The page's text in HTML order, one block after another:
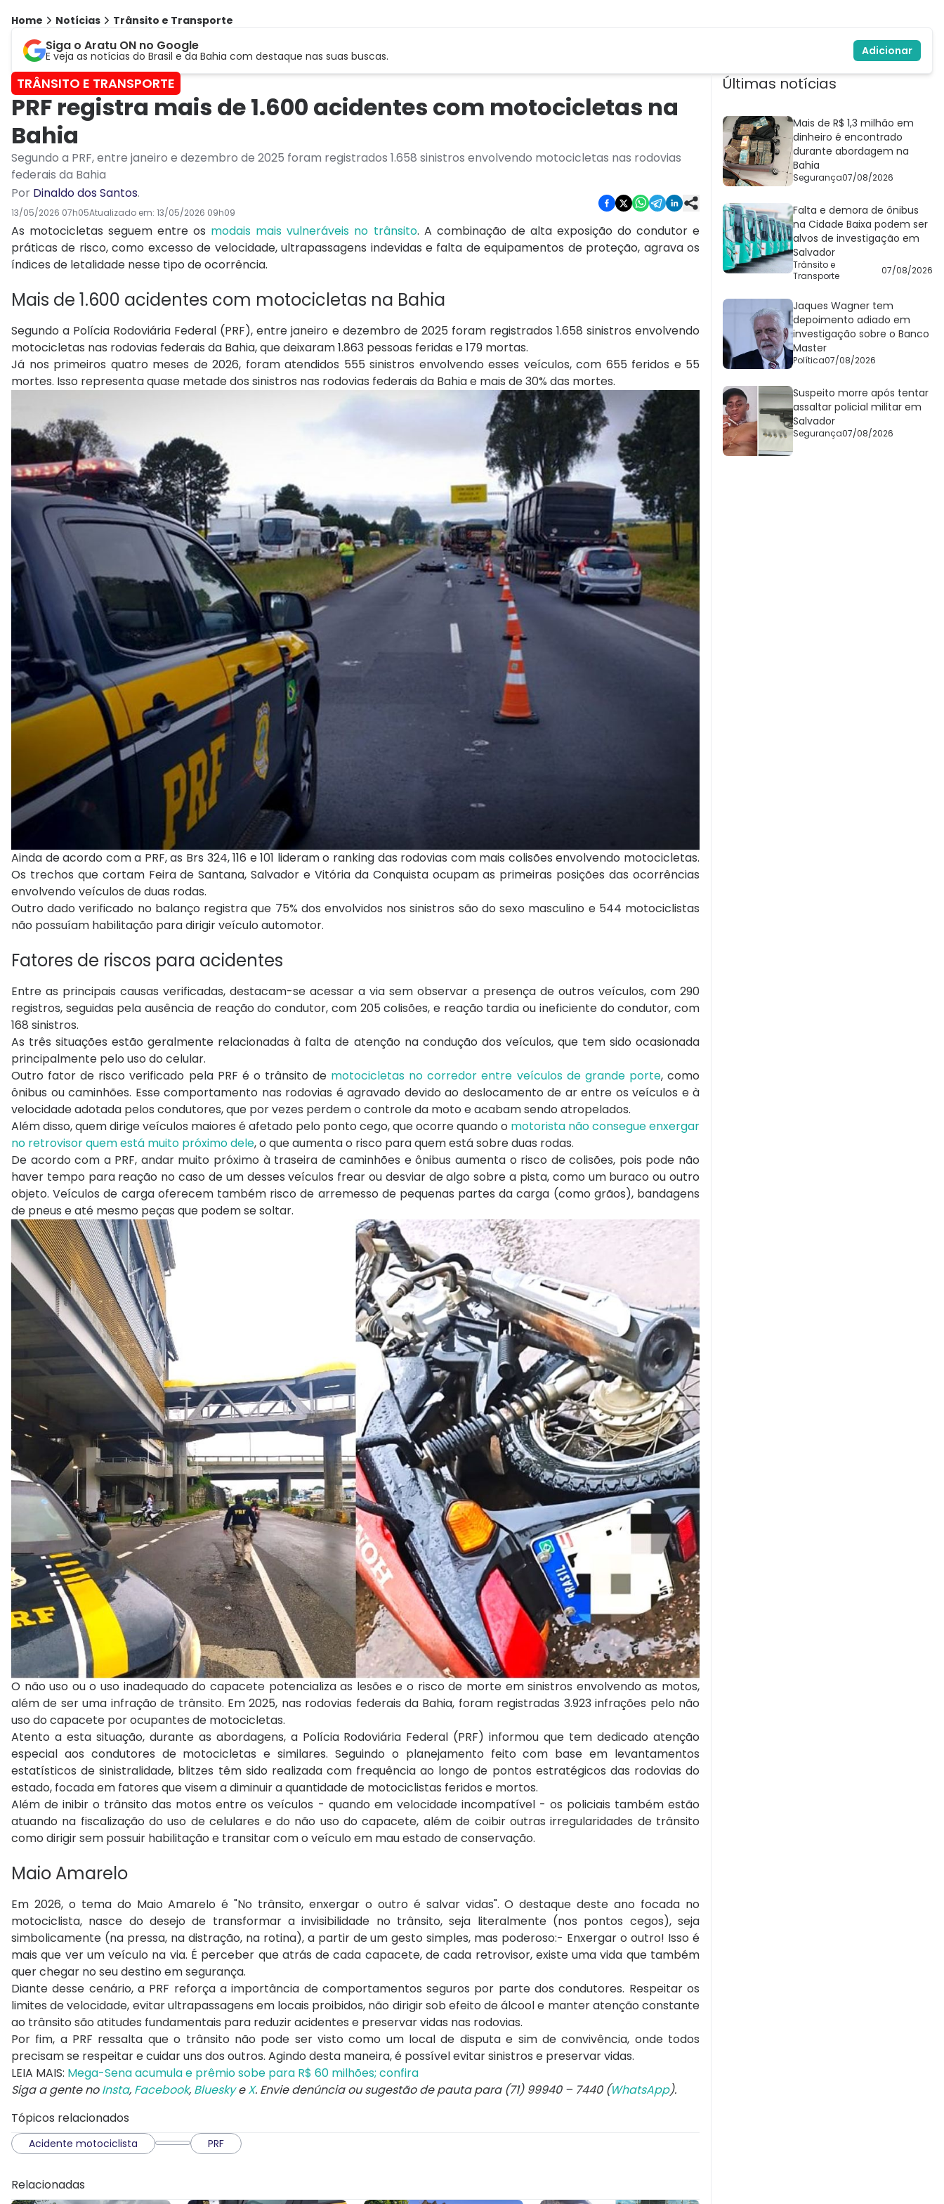
Home Notícias Trânsito e Transporte
Siga o Aratu ON no Google
E veja as notícias do Brasil e da Bahia com destaque nas suas buscas. Adicionar
TRÂNSITO E TRANSPORTE
PRF registra mais de 1.600 acidentes com motocicletas na
Bahia
Segundo a PRF, entre janeiro e dezembro de 2025 foram registrados 1.658 sinistros envolvendo motocicletas nas rodovias
federais da Bahia
Por Dinaldo dos Santos.
13/05/2026 07h05Atualizado em: 13/05/2026 09h09
As motocicletas seguem entre os modais mais vulneráveis no trânsito. A combinação de alta exposição do condutor e
práticas de risco, como excesso de velocidade, ultrapassagens indevidas e falta de equipamentos de proteção, agrava os
índices de letalidade nesse tipo de ocorrência.
Mais de 1.600 acidentes com motocicletas na Bahia
Segundo a Polícia Rodoviária Federal (PRF), entre janeiro e dezembro de 2025 foram registrados 1.658 sinistros envolvendo
motocicletas nas rodovias federais da Bahia, que deixaram 1.863 pessoas feridas e 179 mortas.
Já nos primeiros quatro meses de 2026, foram atendidos 555 sinistros envolvendo esses veículos, com 655 feridos e 55
mortes. Isso representa quase metade dos sinistros nas rodovias federais da Bahia e mais de 30% das mortes.
Ainda de acordo com a PRF, as Brs 324, 116 e 101 lideram o ranking das rodovias com mais colisões envolvendo motocicletas.
Os trechos que cortam Feira de Santana, Salvador e Vitória da Conquista ocupam as primeiras posições das ocorrências
envolvendo veículos de duas rodas.
Outro dado verificado no balanço registra que 75% dos envolvidos nos sinistros são do sexo masculino e 544 motociclistas
não possuíam habilitação para dirigir veículo automotor.
Fatores de riscos para acidentes
Entre as principais causas verificadas, destacam-se acessar a via sem observar a presença de outros veículos, com 290
registros, seguidas pela ausência de reação do condutor, com 205 colisões, e reação tardia ou ineficiente do condutor, com
168 sinistros.
As três situações estão geralmente relacionadas à falta de atenção na condução dos veículos, que tem sido ocasionada
principalmente pelo uso do celular.
Outro fator de risco verificado pela PRF é o trânsito de motocicletas no corredor entre veículos de grande porte, como
ônibus ou caminhões. Esse comportamento nas rodovias é agravado devido ao deslocamento de ar entre os veículos e à
velocidade adotada pelos condutores, que por vezes perdem o controle da moto e acabam sendo atropelados.
Além disso, quem dirige veículos maiores é afetado pelo ponto cego, que ocorre quando o motorista não consegue enxergar
no retrovisor quem está muito próximo dele, o que aumenta o risco para quem está sobre duas rodas.
De acordo com a PRF, andar muito próximo à traseira de caminhões e ônibus aumenta o risco de colisões, pois pode não
haver tempo para reação no caso de um desses veículos frear ou desviar de algo sobre a pista, como um buraco ou outro
objeto. Veículos de carga oferecem também risco de arremesso de pequenas partes da carga (como grãos), bandagens
de pneus e até mesmo peças que podem se soltar.
O não uso ou o uso inadequado do capacete potencializa as lesões e o risco de morte em sinistros envolvendo as motos,
além de ser uma infração de trânsito. Em 2025, nas rodovias federais da Bahia, foram registradas 3.923 infrações pelo não
uso do capacete por ocupantes de motocicletas.
Atento a esta situação, durante as abordagens, a Polícia Rodoviária Federal (PRF) informou que tem dedicado atenção
especial aos condutores de motocicletas e similares. Seguindo o planejamento feito com base em levantamentos
estatísticos de sinistralidade, blitzes têm sido realizada com frequência ao longo de pontos estratégicos das rodovias do
estado, focada em fatores que visem a diminuir a quantidade de motociclistas feridos e mortos.
Além de inibir o trânsito das motos entre os veículos - quando em velocidade incompatível - os policiais também estão
atuando na fiscalização do uso de celulares e do não uso do capacete, além de coibir outras irregularidades de trânsito
como dirigir sem possuir habilitação e transitar com o veículo em mau estado de conservação.
Maio Amarelo
Em 2026, o tema do Maio Amarelo é "No trânsito, enxergar o outro é salvar vidas". O destaque deste ano focada no
motociclista, nasce do desejo de transformar a invisibilidade no trânsito, seja literalmente (nos pontos cegos), seja
simbolicamente (na pressa, na distração, na rotina), a partir de um gesto simples, mas poderoso:- Enxergar o outro! Isso é
mais que ver um veículo na via. É perceber que atrás de cada capacete, de cada retrovisor, existe uma vida que também
quer chegar no seu destino em segurança.
Diante desse cenário, a PRF reforça a importância de comportamentos seguros por parte dos condutores. Respeitar os
limites de velocidade, evitar ultrapassagens em locais proibidos, não dirigir sob efeito de álcool e manter atenção constante
ao trânsito são atitudes fundamentais para reduzir acidentes e preservar vidas nas rodovias.
Por fim, a PRF ressalta que o trânsito não pode ser visto como um local de disputa e sim de convivência, onde todos
precisam se respeitar e cuidar uns dos outros. Agindo desta maneira, é possível evitar sinistros e preservar vidas.
LEIA MAIS: Mega-Sena acumula e prêmio sobe para R$ 60 milhões; confira
Siga a gente noInsta, Facebook, BlueskyeX. Envie denúncia ou sugestão de pauta para (71) 99940 – 7440 (WhatsApp).
Tópicos relacionados
Acidente motociclista PRF
Relacionadas
Últimas notícias
Mais de R$ 1,3 milhão em
dinheiro é encontrado
durante abordagem na
Bahia
Segurança07/08/2026
Falta e demora de ônibus
na Cidade Baixa podem ser
alvos de investigação em
Salvador
Trânsito e
Transporte
07/08/2026
Jaques Wagner tem
depoimento adiado em
investigação sobre o Banco
Master
Política07/08/2026
Suspeito morre após tentar
assaltar policial militar em
Salvador
Segurança07/08/2026